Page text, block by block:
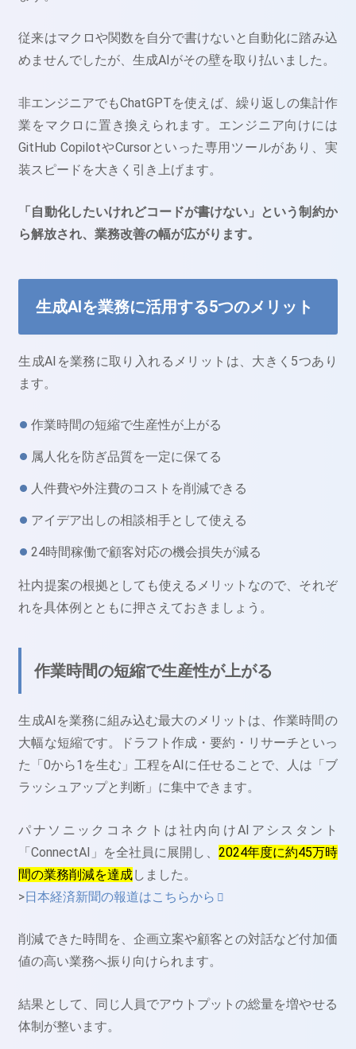
従来はマクロや関数を自分で書けないと自動化に踏み込
めませんでしたが、生成AIがその壁を取り払いました。
非エンジニアでもChatGPTを使えば、繰り返しの集計作
業をマクロに置き換えられます。エンジニア向けには
GitHub CopilotやCursorといった専用ツールがあり、実
装スピードを大きく引き上げます。
「自動化したいけれどコードが書けない」という制約か
ら解放され、業務改善の幅が広がります。
生成AIを業務に活用する5つのメリット
生成AIを業務に取り入れるメリットは、大きく5つあり
ます。
作業時間の短縮で生産性が上がる
属人化を防ぎ品質を一定に保てる
人件費や外注費のコストを削減できる
アイデア出しの相談相手として使える
24時間稼働で顧客対応の機会損失が減る
社内提案の根拠としても使えるメリットなので、それぞ
れを具体例とともに押さえておきましょう。
作業時間の短縮で生産性が上がる
生成AIを業務に組み込む最大のメリットは、作業時間の
大幅な短縮です。ドラフト作成・要約・リサーチといっ
た「0から1を生む」工程をAIに任せることで、人は「ブ
ラッシュアップと判断」に集中できます。
パナソニックコネクトは社内向けAIアシスタント
「ConnectAI」を全社員に展開し、 2024年度に約45万時
間の業務削減を達成しました。
>日本経済新聞の報道はこちらから
削減できた時間を、企画立案や顧客との対話など付加価
値の高い業務へ振り向けられます。
結果として、同じ人員でアウトプットの総量を増やせる
体制が整います。